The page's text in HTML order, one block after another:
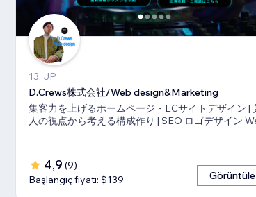
13, JP
D.Crews株式会社/Web design&Marketing
集客力を上げるホームページ・ECサイトデザイン | 見る
人の視点から考える構成作り | SEO ロゴデザイン Webマ
4,9 (9)
Başlangıç fiyatı: $139
Görüntüle